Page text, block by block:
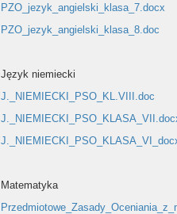
PZO_jezyk_angielski_klasa_7.docx
PZO_jezyk_angielski_klasa_8.doc
Język niemiecki
J._NIEMIECKI_PSO_KL.VIII.doc
Matematyka